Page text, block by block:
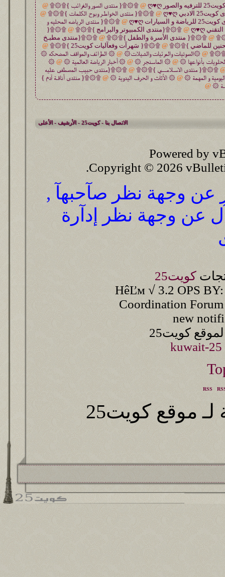
@ ۩۞۩{ منتدى الصور والغرائب }۩۞۩ @
@۩۞۩{ منتدى الخواطـر وبوح الكلمات }۩۞۩ @
@۩۞۩{ منتدى الرياضه المحليه و
@۩۞۩{منتدى الكمبيوتر والبرامج }۩۞۩ @۩۞۩{
@۩۞۩{ منتدى الأسرة والطفل }۩۞۩ @۩۞۩{منتدى مطبـخ
للماضي }۩۞۩ @ ۩۞۩{ سَهرآت وفعآليات كويت25 }۩۞۩
@
}۩۞۩ @۞الصوتيات والمرئيات والشيلات۞ @۞ الطرائف والمواقف المضحكه ۞
بأنواعها ۞ @۞ الماسنجر ۞ @۞ أخبار الرياضة العالمية ۞ @۞
۩۞۩{ منتدى الاسـلامـــي }۩۞۩ @۩۞۩{منتدى حبيب المصطفى عليه
و المهمة ۞ @۞ الأثاث و الحرف اليدوية ۞ @۩۞۩{ منتدى أناقـة آدم }
۞ @
الاتصال بنا -كويت25 -الأرشيف-الأعلى
Powered by
Copyright © 2026
عن وجهة نظر صآحبهآ ,
عن وجهة نظر إدآرة
كويت25
HêĽм √ 3.2 OPS BY:
Coordination
new
كويت25
kuwait-
RSS
موقع كويت25